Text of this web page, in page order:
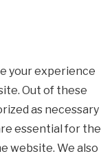
your experience
Out of these
as necessary
essential for the
website. We also